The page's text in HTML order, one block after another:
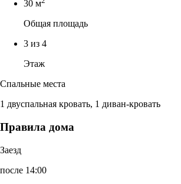
30 м
Общая площадь
3 из 4
Этаж
Спальные места
1 двуспальная кровать, 1 диван-кровать
Правила дома
Заезд
после 14:00